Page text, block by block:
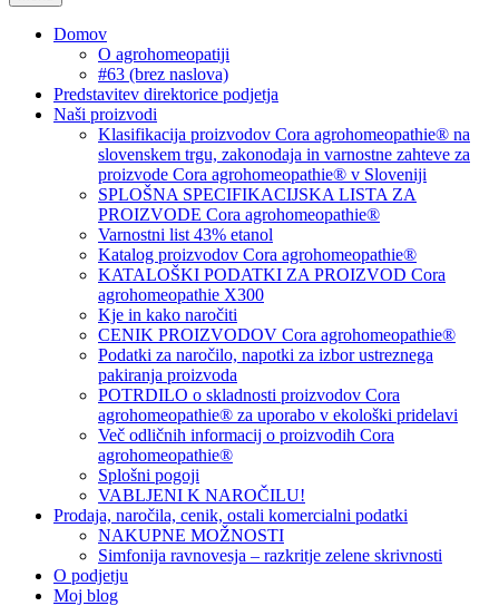
Domov
O agrohomeopatiji
#63 (brez naslova)
Predstavitev direktorice podjetja
Naši proizvodi
Klasifikacija proizvodov Cora agrohomeopathie® na
slovenskem trgu, zakonodaja in varnostne zahteve za
proizvode Cora agrohomeopathie® v Sloveniji
SPLOŠNA SPECIFIKACIJSKA LISTA ZA
PROIZVODE Cora agrohomeopathie®
Varnostni list 43% etanol
Katalog proizvodov Cora agrohomeopathie®
KATALOŠKI PODATKI ZA PROIZVOD Cora
agrohomeopathie X300
Kje in kako naročiti
CENIK PROIZVODOV Cora agrohomeopathie®
Podatki za naročilo, napotki za izbor ustreznega
pakiranja proizvoda
POTRDILO o skladnosti proizvodov Cora
agrohomeopathie® za uporabo v ekološki pridelavi
Več odličnih informacij o proizvodih Cora
agrohomeopathie®
Splošni pogoji
VABLJENI K NAROČILU!
Prodaja, naročila, cenik, ostali komercialni podatki
NAKUPNE MOŽNOSTI
Simfonija ravnovesja – razkritje zelene skrivnosti
O podjetju
Moj blog